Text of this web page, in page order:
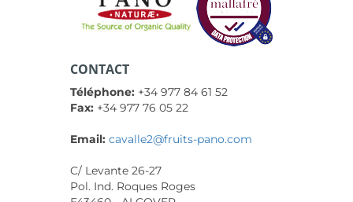
CONTACT
Téléphone: +34 977 84 61 52
Fax: +34 977 76 05 22
Email: cavalle2@fruits-pano.com
C/ Levante 26-27
Pol. Ind. Roques Roges